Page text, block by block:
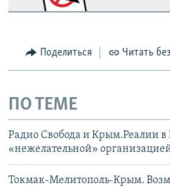
Поделиться Читать
ПО ТЕМЕ
Радио Свобода и Крым.Реалии в
«нежелательной»
Токмак-Мелитополь-Крым.